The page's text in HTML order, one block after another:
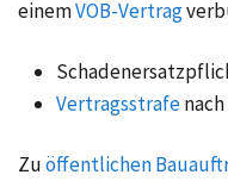
einemVOB-Vertrag
Vertragsstrafenach
Zuöffentlichen